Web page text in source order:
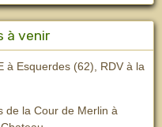
à venir
à Esquerdes (62), RDV à la
de la Cour de Merlin à